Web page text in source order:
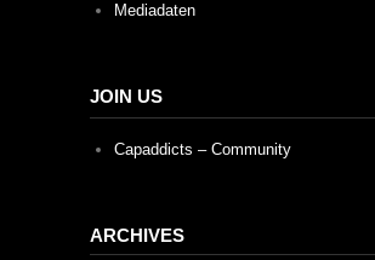
Mediadaten
JOIN US
Capaddicts – Community
ARCHIVES